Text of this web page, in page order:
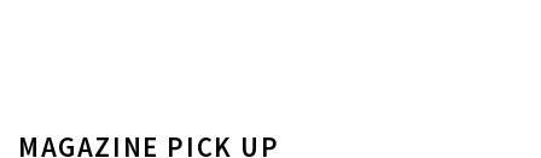
MAGAZINE PICK UP